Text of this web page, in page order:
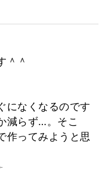
＾＾
になくなるのです
減らず…。そこ
作ってみようと思